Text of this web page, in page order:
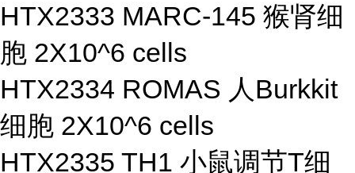
HTX2333 MARC-145 猴肾细
胞 2X10^6 cells
HTX2334 ROMAS 人Burkkit
细胞 2X10^6 cells
HTX2335 TH1 小鼠调节T细